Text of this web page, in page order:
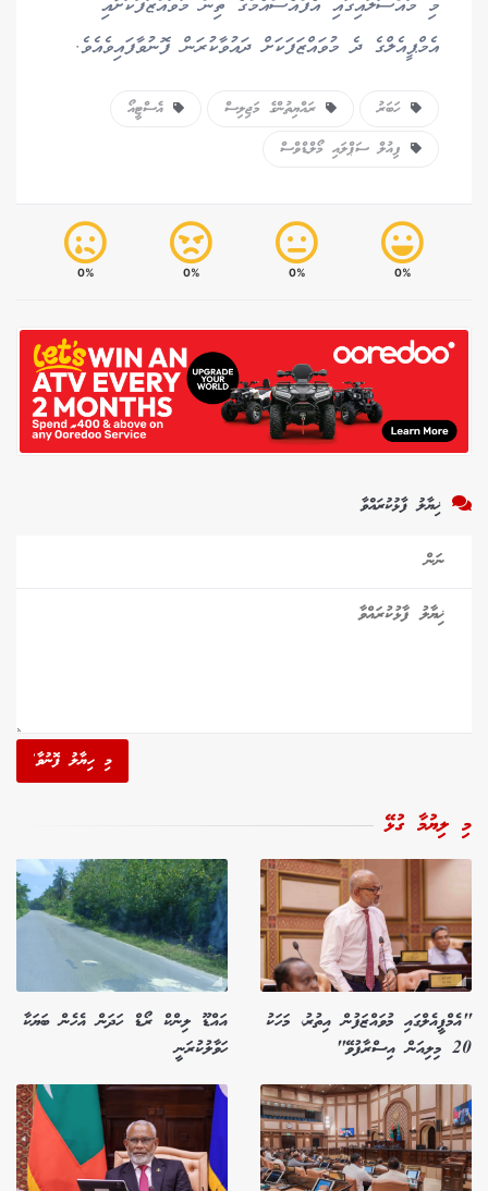
މި މައްސަލައިގައި އެފްއެސްއެމްގެ ތިން މުވައްޒަފަކަށާއި
އެމްޕީއެލްގެ ދެ މުވައްޒަފަކަށް ދައުވާކުރަން ފޮނުވާފައިވެއެވެ.
ހަބަރު ރައްޔިތުންގެ މަޖިލިސް
އެސްޓީއޯ
ފިއުލް ސަޕްލައި މޯލްޑްވްސް
0%
0%
0%
0%
ޚިޔާލު ފާޅުކުރައްވާ
މި ހިޔާލު ފޮނުވާ'
މި ލިޔުމާ ގުޅޭ
"އެމްޕީއެލްގައި މުވައްޒަފުން އިތުރު، މަހަކު
20 މިލިއަން އިސްރާފުވޭ"
އައްޑޫ ލިންކް ރޯޑް ހަދަން އެހެން ބަޔަކާ
ހަވާލުކުރަނީ